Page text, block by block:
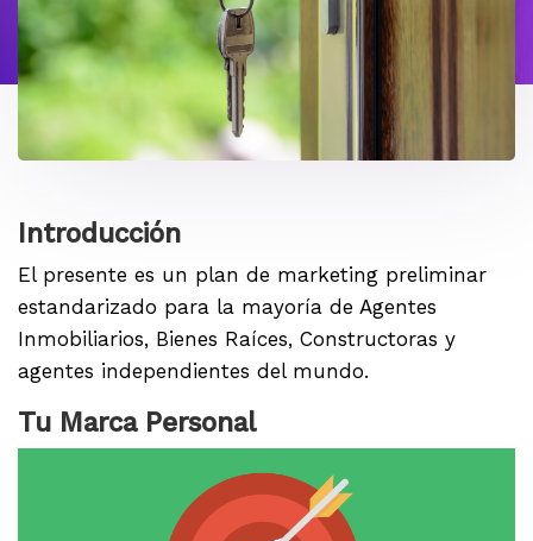
Introducción
El presente es un plan de marketing preliminar
estandarizado para la mayoría de Agentes
Inmobiliarios, Bienes Raíces, Constructoras y
agentes independientes del mundo.
Tu Marca Personal